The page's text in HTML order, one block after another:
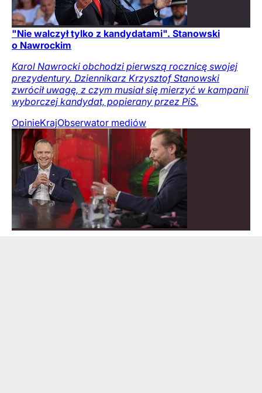
"Nie walczył tylko z kandydatami". Stanowski
o Nawrockim
Karol Nawrocki obchodzi pierwszą rocznicę swojej
prezydentury. Dziennikarz Krzysztof Stanowski
zwrócił uwagę, z czym musiał się mierzyć w kampanii
wyborczej kandydat, popierany przez PiS.
OpinieKrajObserwator mediów